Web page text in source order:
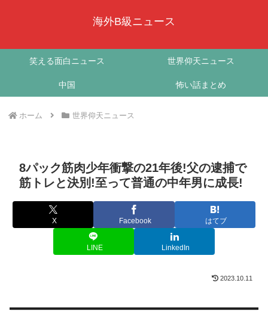
海外B級ニュース
笑える面白ニュース 世界仰天ニュース
中国 怖い話まとめ
ホーム 世界仰天ニュース
8パック筋肉少年衝撃の21年後!父の逮捕で
筋トレと決別!至って普通の中年男に成長!
X Facebook はてブ
LINE LinkedIn
2023.10.11